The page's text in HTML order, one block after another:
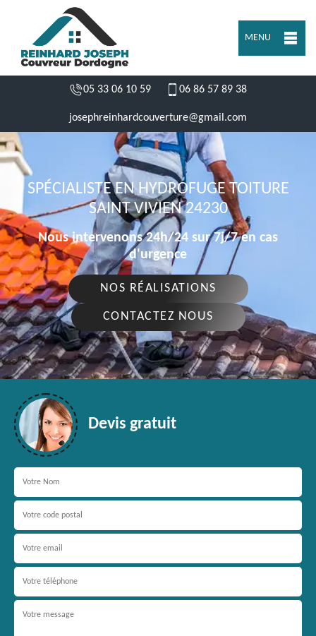
MENU
05 33 06 10 59 06 86 57 89 38
josephreinhardcouverture@gmail.com
SPÉCIALISTE EN HYDROFUGE TOITURE
SAINT VIVIEN 24230
Nous intervenons 24h/24 sur 7j/7 en cas
d'urgence
NOS RÉALISATIONS
CONTACTEZ NOUS
Devis gratuit